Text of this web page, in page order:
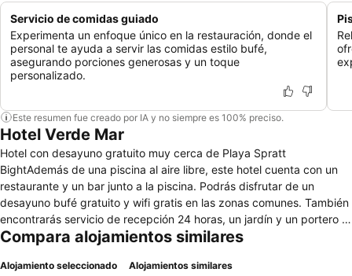
Servicio de comidas guiado
Experimenta un enfoque único en la restauración, donde el
personal te ayuda a servir las comidas estilo bufé,
asegurando porciones generosas y un toque
personalizado.
Este resumen fue creado por IA y no siempre es 100% preciso.
Hotel Verde Mar
Hotel con desayuno gratuito muy cerca de Playa Spratt
BightAdemás de una piscina al aire libre, este hotel cuenta con un
restaurante y un bar junto a la piscina. Podrás disfrutar de un
desayuno bufé gratuito y wifi gratis en las zonas comunes. También
encontrarás servicio de recepción 24 horas, un jardín y un portero o
botones. Hotel Verde Mar ofrece 44 alojamientos con aire
Se ofrece una televisión LCD de 32 pulgadas con canales por cable.
Compara alojamientos similares
Alojamiento seleccionado Alojamientos similares